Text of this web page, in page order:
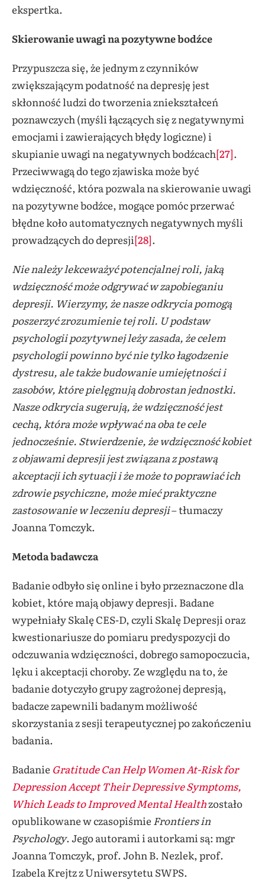
ekspertka.
Skierowanie uwagi na pozytywne bodźce
Przypuszcza się, że jednym z czynników
zwiększającym podatność na depresję jest
skłonność ludzi do tworzenia zniekształceń
poznawczych (myśli łączących się z negatywnymi
emocjami i zawierających błędy logiczne) i
skupianie uwagi na negatywnych bodźcach[27].
Przeciwwagą do tego zjawiska może być
wdzięczność, która pozwala na skierowanie uwagi
na pozytywne bodźce, mogące pomóc przerwać
błędne koło automatycznych negatywnych myśli
prowadzących do depresji[28].
Nie należy lekceważyć potencjalnej roli, jaką
wdzięczność może odgrywać w zapobieganiu
depresji. Wierzymy, że nasze odkrycia pomogą
poszerzyć zrozumienie tej roli. U podstaw
psychologii pozytywnej leży zasada, że ​​celem
psychologii powinno być nie tylko łagodzenie
dystresu, ale także budowanie umiejętności i
zasobów, które pielęgnują dobrostan jednostki.
Nasze odkrycia sugerują, że wdzięczność jest
cechą, która może wpływać na oba te cele
jednocześnie. Stwierdzenie, że wdzięczność kobiet
z objawami depresji jest związana z postawą
akceptacji ich sytuacji i że może to poprawiać ich
zdrowie psychiczne, może mieć praktyczne
zastosowanie w leczeniu depresji– tłumaczy
Joanna Tomczyk.
Metoda badawcza
Badanie odbyło się online i było przeznaczone dla
kobiet, które mają objawy depresji. Badane
wypełniały Skalę CES-D, czyli Skalę Depresji oraz
kwestionariusze do pomiaru predyspozycji do
odczuwania wdzięczności, dobrego samopoczucia,
lęku i akceptacji choroby. Ze względu na to, że
badanie dotyczyło grupy zagrożonej depresją,
badacze zapewnili badanym możliwość
skorzystania z sesji terapeutycznej po zakończeniu
badania.
Badanie Gratitude Can Help Women At-Risk for
Depression Accept Their Depressive Symptoms,
Which Leads to Improved Mental Healthzostało
opublikowane w czasopiśmie Frontiers in
Psychology. Jego autorami i autorkami są: mgr
Joanna Tomczyk, prof. John B. Nezlek, prof.
Izabela Krejtz z Uniwersytetu SWPS.